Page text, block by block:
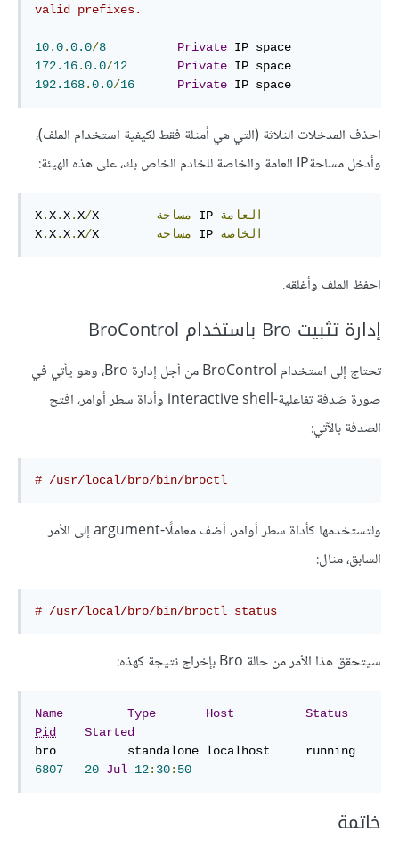
valid prefixes.
10.0.0.0/8 Private IP space
172.16.0.0/12 Private IP space
192.168.0.0/16 Private IP space
احذف المدخلات الثلاثة (التي هي أمثلة فقط لكيفية استخدام الملف)،
وأدخل مساحةIP العامة والخاصة للخادم الخاص بك، على هذه الهيئة:
X.X.X.X/X مساحة IP العامة
X.X.X.X/X مساحة IP الخاصة
احفظ الملف وأغلقه.
إدارة تثبيت Bro باستخدام BroControl
تحتاج إلى استخدام BroControl من أجل إدارة Bro، وهو يأتي في
صورة صَدفة تفاعلية-interactive shell وأداة سطر أوامر، افتح
الصدفة بالآتي:
# /usr/local/bro/bin/broctl
ولتستخدمها كأداة سطر أوامر، أضف معاملًا-argument إلى الأمر
السابق، مثال:
# /usr/local/bro/bin/broctl status
سيتحقق هذا الأمر من حالة Bro بإخراج نتيجة كهذه:
Name Type Host
Status
Pid
Started
bro
standalone localhost
running
6807
20 Jul 12: 30: 50
خاتمة